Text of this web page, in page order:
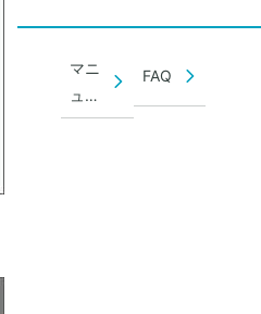
マニ
ュア
ル
FAQ